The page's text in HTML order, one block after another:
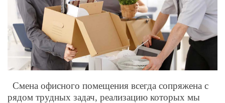
Смена офисного помещения всегда сопряжена с
рядом трудных задач, реализацию которых мы